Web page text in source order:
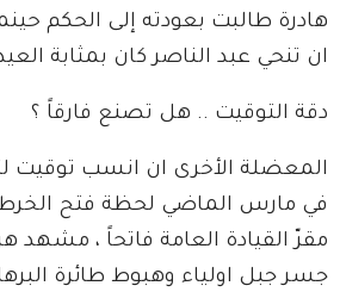
هادرة طالبت بعودته إلى الحكم
ان تنحي عبد الناصر كان بمثابة
دقة التوقيت .. هل تصنع فارقاً ؟
المعضلة الأخرى ان انسب توقيت
في مارس الماضي لحظة فتح
مقرّ القيادة العامة فاتحاً ، مشهد
جسر جبل اولياء وهبوط طائرة